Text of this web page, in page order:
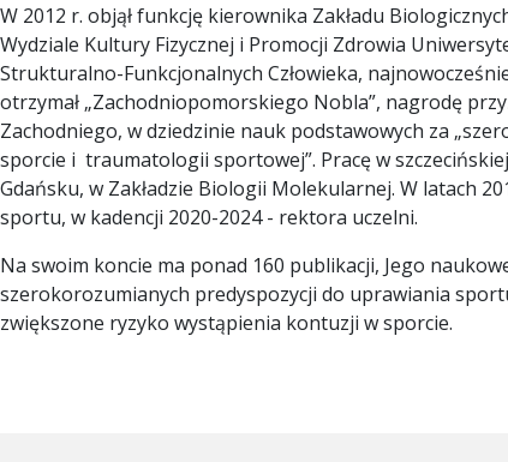
W 2012 r. objął funkcję kierownika Zakładu
Wydziale Kultury Fizycznej i Promocji Zdrowia
Strukturalno-Funkcjonalnych Człowieka,
otrzymał „Zachodniopomorskiego Nobla”, nagrodę
Zachodniego, w dziedzinie nauk podstawowych za
sporcie i traumatologii sportowej”. Pracę w szczecińskiej
Gdańsku, w Zakładzie Biologii Molekularnej. W latach
sportu, w kadencji 2020-2024 - rektora uczelni.
Na swoim koncie ma ponad 160 publikacji, Jego
szerokorozumianych predyspozycji do uprawiania
zwiększone ryzyko wystąpienia kontuzji w sporcie.